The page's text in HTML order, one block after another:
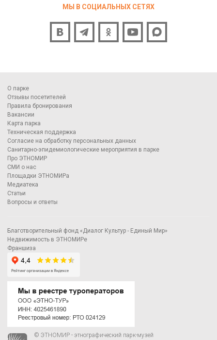
МЫ В СОЦИАЛЬНЫХ СЕТЯХ
О парке
Отзывы посетителей
Правила бронирования
Вакансии
Карта парка
Техническая поддержка
Согласие на обработку персональных данных
Санитарно-эпидемиологические мероприятия в парке
Про ЭТНОМИР
СМИ о нас
Площадки ЭТНОМИРа
Медиатека
Статьи
Вопросы и ответы
Благотворительный фонд «Диалог Культур - Единый Мир»
Недвижимость в ЭТНОМИРе
Франшиза
© ЭТНОМИР - этнографический парк-музей